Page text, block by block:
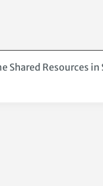
Resources in